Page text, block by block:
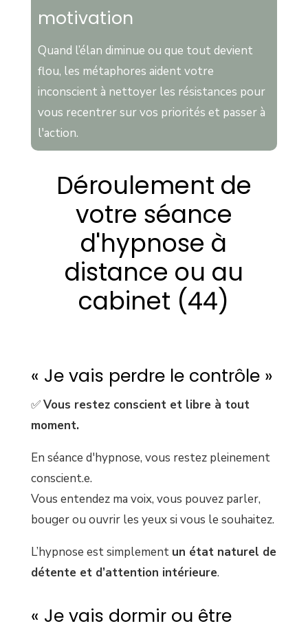
motivation
Quand l’élan diminue ou que tout devient
flou, les métaphores aident votre
inconscient à nettoyer les résistances pour
vous recentrer sur vos priorités et passer à
l'action.
Déroulement de
votre séance
d'hypnose à
distance ou au
cabinet (44)
« Je vais perdre le contrôle »
✅Vous restez conscient et libre à tout
moment.
En séance d'hypnose, vous restez pleinement
conscient.e.
Vous entendez ma voix, vous pouvez parler,
bouger ou ouvrir les yeux si vous le souhaitez.
L’hypnose est simplement un état naturel de
détente et d’attention intérieure.
« Je vais dormir ou être